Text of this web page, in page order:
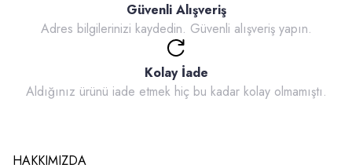
Güvenli Alışveriş
Adres bilgilerinizi kaydedin. Güvenli alışveriş yapın.
Kolay İade
Aldığınız ürünü iade etmek hiç bu kadar kolay olmamıştı.
HAKKIMIZDA